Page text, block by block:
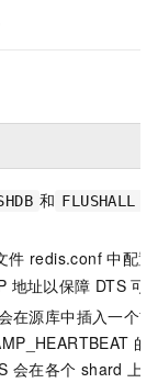
和 FLUSHALL
件 redis.conf 中配置
地址以保障 DTS 可
在源库中插入一个
的
会在各个 shard 上